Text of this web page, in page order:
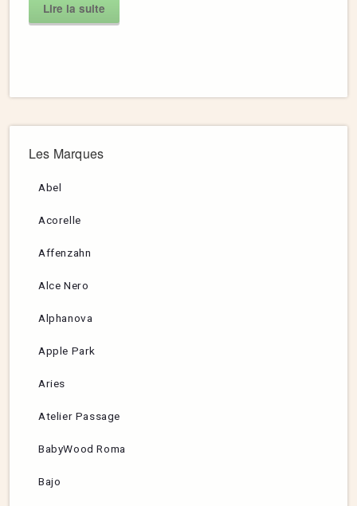
Lire la suite
Les Marques
Abel
Acorelle
Affenzahn
Alce Nero
Alphanova
Apple Park
Aries
Atelier Passage
BabyWood Roma
Bajo